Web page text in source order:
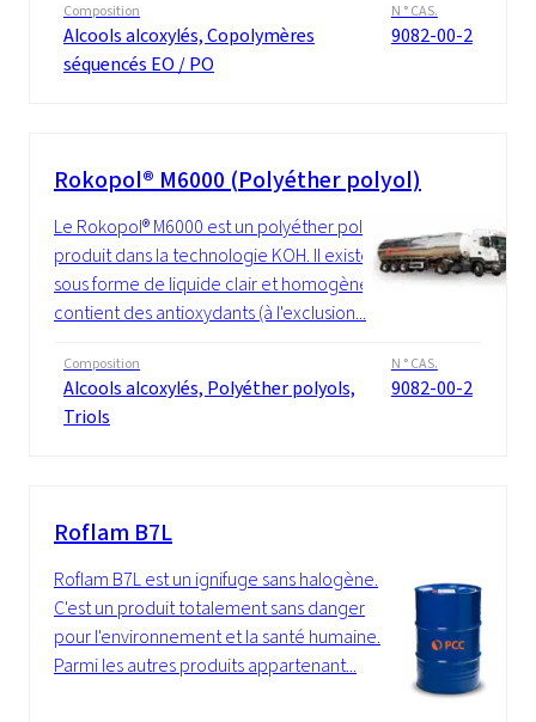
Composition
Alcools alcoxylés, Copolymères
séquencés EO / PO
N ° CAS.
9082-00-2
Rokopol® M6000 (Polyéther polyol)
Le Rokopol® M6000 est un polyéther polyol
produit dans la technologie KOH. Il existe
sous forme de liquide clair et homogène. Il
contient des antioxydants (à l'exclusion...
Composition
Alcools alcoxylés, Polyéther polyols,
Triols
N ° CAS.
9082-00-2
Roflam B7L
Roflam B7L est un ignifuge sans halogène.
C'est un produit totalement sans danger
pour l'environnement et la santé humaine.
Parmi les autres produits appartenant...